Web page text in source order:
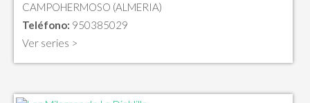
CAMPOHERMOSO (ALMERIA)
Teléfono: 950385029
Ver series >